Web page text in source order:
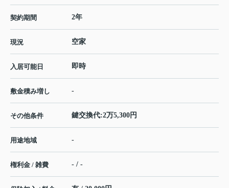
契約期間 2年
現況 空家
入居可能日 即時
敷金積み増し -
その他条件 鍵交換代:2万5,300円
用途地域 -
権利金 / 雑費 - / -